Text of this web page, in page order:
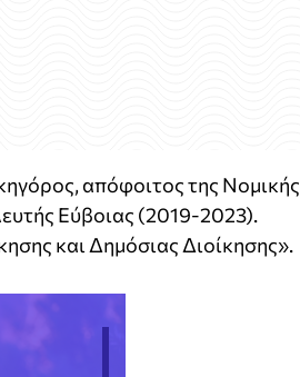
απόφοιτος της Νομικής
Εύβοιας (2019-2023).
και Δημόσιας Διοίκησης».